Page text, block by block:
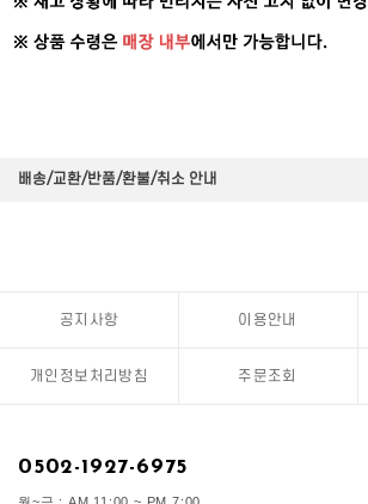
배송/교환/반품/환불/취소 안내
공지사항 이용안내
개인정보처리방침 주문조회
0502-1927-6975